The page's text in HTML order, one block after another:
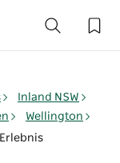
Inland NSW
Wellington